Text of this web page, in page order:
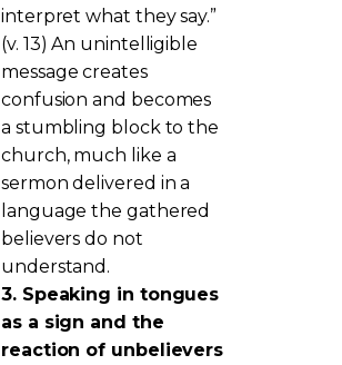
interpret what they say.”
(v. 13) An unintelligible
message creates
confusion and becomes
a stumbling block to the
church, much like a
sermon delivered in a
language the gathered
believers do not
understand.
3. Speaking in tongues
as a sign and the
reaction of unbelievers